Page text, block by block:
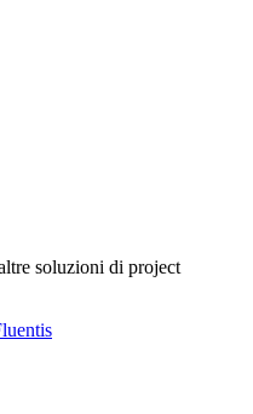
soluzioni di project